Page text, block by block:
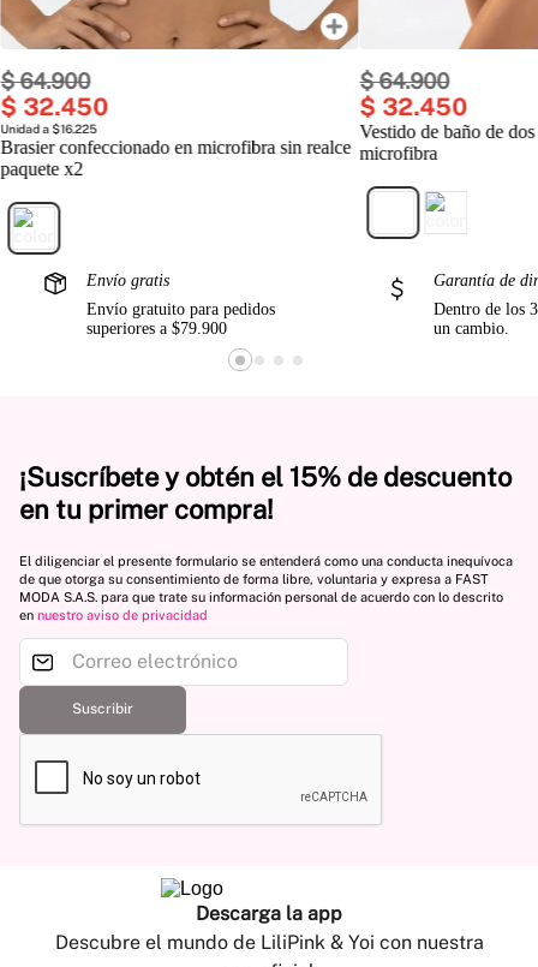
$64.900
$ 32.450
Unidad a $16.225
Brasier confeccionado en microfibra sin realce
paquete x2
$64.900
$ 32.450
Vestido de baño de
microfibra
Envío gratis
Envío gratuito para pedidos
superiores a $79.900
Garantía de
Dentro de los
un cambio.
¡Suscríbete y obtén el 15% de descuento
en tu primer compra!
El diligenciar el presente formulario se entenderá como una conducta inequívoca
de que otorga su consentimiento de forma libre, voluntaria y expresa a FAST
MODA S.A.S. para que trate su información personal de acuerdo con lo descrito
en nuestro aviso de privacidad
Suscribir
Descarga la app
Descubre el mundo de LiliPink & Yoi con nuestra